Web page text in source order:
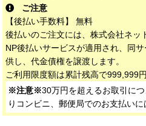
ご注意
【後払い手数料】 無料
後払いのご注文には、株式会社ネッ
NP後払いサービスが適用され、同
供し、代金債権を譲渡します。
ご利用限度額は累計残高で999,999
※注意※30万円を超えるお取引に
りコンビニ、郵便局でのお支払いに